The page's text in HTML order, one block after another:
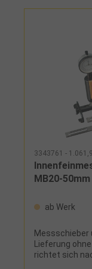
3343761 -
MB20-50mm
ab Werk
Messschieber
Lieferung
richtet sich